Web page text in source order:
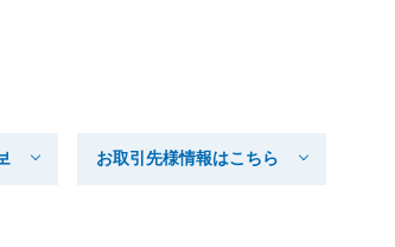
お取引先様情報はこちら